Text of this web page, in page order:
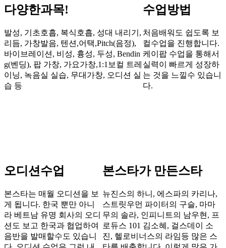
다양한과목!
발성, 기초호흡, 복식호흡, 성대 내리기,
리듬, 가창발음, 텐션,어택,Pitch(음정),
바이브레이션, 비성, 흉성, 두성, Bendin
g(벤딩), 팝 가창, 가요가창,1:1보컬 트레
이닝, 녹음실 실습, 무대가창, 오디션 실
습 등
수업방법
처음배워도 쉽도록 보
컬수업을 진행합니다.
케이팝 수업을 통해서
실력이 빠르게 성장하
는 것을 느낄수 있습니
다.
오디션수업
본스타는 매월 오디션을 보
게 됩니다. 한국 뿐만 아니
라 베트남 유명 회사의 오디
션도 보고 한국과 협업하여
음반을 발매할수도 있습니
본스타가 만든스타
뉴진스의 하니, 에스파의 카리나,
스트릿우먼 파이터의 구슬, 마마
무의 솔라, 인피니트의 남우현, 프
로듀스 101 김소혜, 걸스데이 소
진, 헬로비너스의 라임등 많은 스